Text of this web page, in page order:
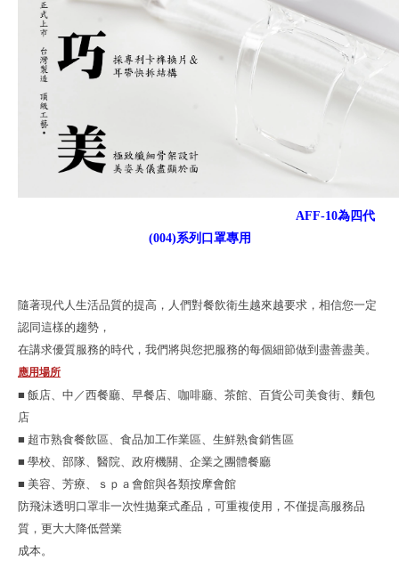
AFF-10為四代
(004)系列口罩專用
隨著現代人生活品質的提高，人們對餐飲衛生越來越要求，相信您一定
認同這樣的趨勢，
在講求優質服務的時代，我們將與您把服務的每個細節做到盡善盡美。
應用場所
■ 飯店、中／西餐廳、早餐店、咖啡廳、茶館、百貨公司美食街、麵包
店
■ 超市熟食餐飲區、食品加工作業區、生鮮熟食銷售區
■ 學校、部隊、醫院、政府機關、企業之團體餐廳
■ 美容、芳療、ｓｐａ會館與各類按摩會館
防飛沫透明口罩非一次性拋棄式產品，可重複使用，不僅提高服務品
質，更大大降低營業
成本。